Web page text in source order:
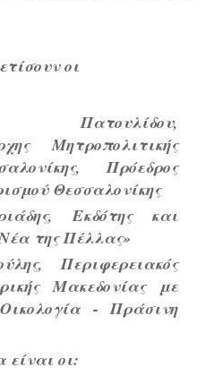
οι
,
Μητροπολιτικής
Πρόεδρος
Θεσσαλονίκης
, Εκδότης και
της Πέλλας»
, Περιφερειακός
Μακεδονίας με
- Πράσινη
είναι οι: